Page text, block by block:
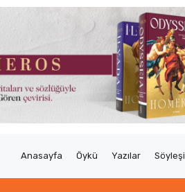
Anasayfa Öykü Yazılar Söyleşi